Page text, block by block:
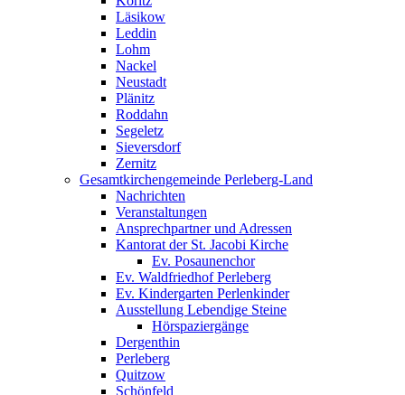
Läsikow
Leddin
Lohm
Nackel
Neustadt
Plänitz
Roddahn
Segeletz
Sieversdorf
Zernitz
Gesamtkirchengemeinde Perleberg-Land
Nachrichten
Veranstaltungen
Ansprechpartner und Adressen
Kantorat der St. Jacobi Kirche
Ev. Posaunenchor
Ev. Waldfriedhof Perleberg
Ev. Kindergarten Perlenkinder
Ausstellung Lebendige Steine
Hörspaziergänge
Dergenthin
Perleberg
Quitzow
Schönfeld